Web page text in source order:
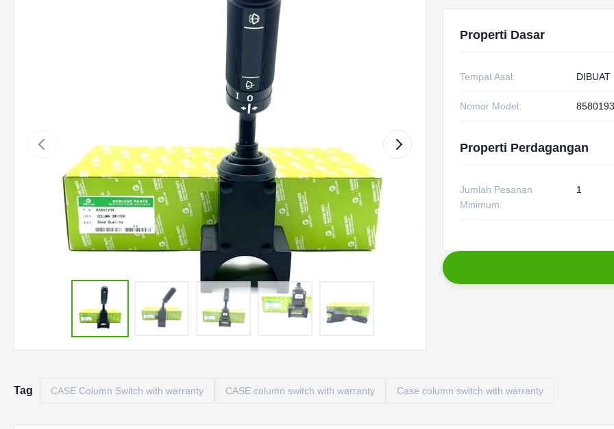
Properti Dasar
Tempat Asal: DIBUAT
Nomor Model:
Properti Perdagangan
Jumlah Pesanan
Minimum:
1
Tag CASE Column Switch with warranty CASE column switch with warranty Case column switch with warranty